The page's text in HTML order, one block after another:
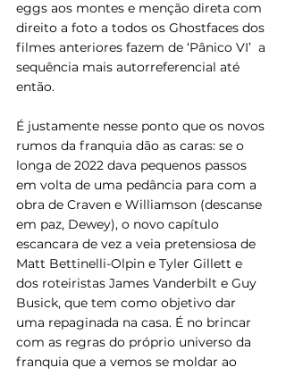
eggs aos montes e menção direta com
direito a foto a todos os Ghostfaces dos
filmes anteriores fazem de ‘Pânico VI’  a
sequência mais autorreferencial até
então.
É justamente nesse ponto que os novos
rumos da franquia dão as caras: se o
longa de 2022 dava pequenos passos
em volta de uma pedância para com a
obra de Craven e Williamson (descanse
em paz, Dewey), o novo capítulo
escancara de vez a veia pretensiosa de
Matt Bettinelli-Olpin e Tyler Gillett e
dos roteiristas James Vanderbilt e Guy
Busick, que tem como objetivo dar
uma repaginada na casa. É no brincar
com as regras do próprio universo da
franquia que a vemos se moldar ao